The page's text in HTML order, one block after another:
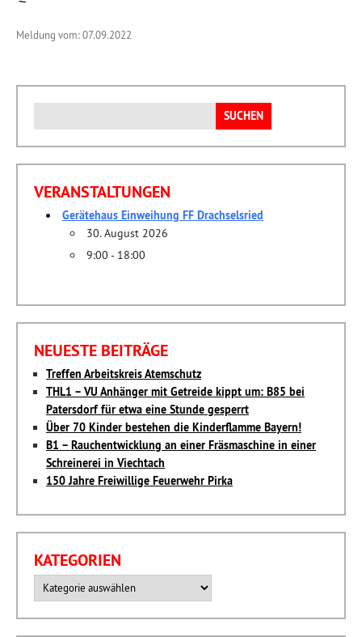
Meldung vom: 07.09.2022
nach:
VERANSTALTUNGEN
Gerätehaus Einweihung FF Drachselsried
30. August 2026
9:00 - 18:00
NEUESTE BEITRÄGE
Treffen Arbeitskreis Atemschutz
THL1 – VU Anhänger mit Getreide kippt um: B85 bei
Patersdorf für etwa eine Stunde gesperrt
Über 70 Kinder bestehen die Kinderflamme Bayern!
B1 – Rauchentwicklung an einer Fräsmaschine in einer
Schreinerei in Viechtach
150 Jahre Freiwillige Feuerwehr Pirka
KATEGORIEN
Kategorien